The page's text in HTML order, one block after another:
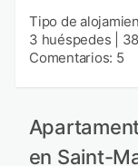
Tipo de
3 huéspedes
Comentarios: 5
en Saint-